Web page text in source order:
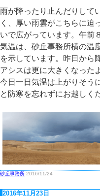
雨が降ったり止んだりして
く、厚い雨雲がこちらに迫
いで広がっています。午前
気温は、砂丘事務所横の温
を示しています。昨日から
アシスは更に大きくなった
今日一日気温は上がりそう
と防寒を忘れずにお越しく
砂丘事務所 2016/11/24
2016年11月23日